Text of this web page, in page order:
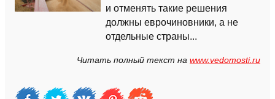
и отменять такие решения
должны еврочиновники, а не
отдельные страны...
Читать полный текст на www.vedomosti.ru